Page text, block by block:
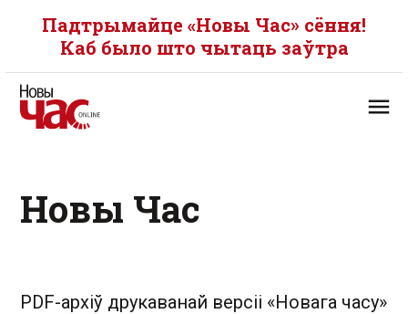
Падтрымайце «Новы Час» сёння!
Каб было што чытаць заўтра
Новы Час
PDF-архіў друкаванай версіі «Новага часу»